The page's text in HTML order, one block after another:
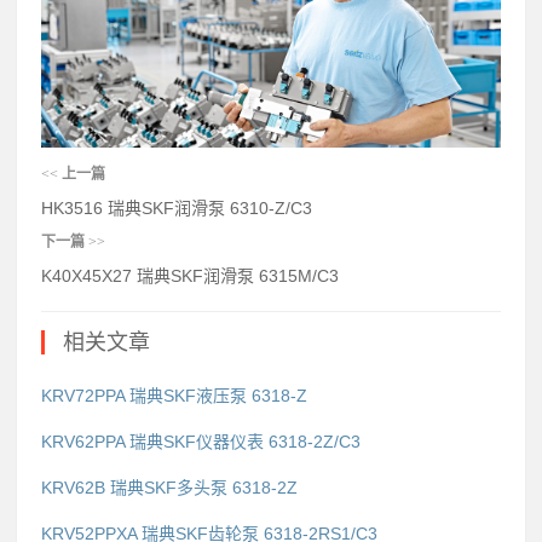
<< 上一篇
HK3516 瑞典SKF润滑泵 6310-Z/C3
下一篇 >>
K40X45X27 瑞典SKF润滑泵 6315M/C3
相关文章
KRV72PPA 瑞典SKF液压泵 6318-Z
KRV62PPA 瑞典SKF仪器仪表 6318-2Z/C3
KRV62B 瑞典SKF多头泵 6318-2Z
KRV52PPXA 瑞典SKF齿轮泵 6318-2RS1/C3